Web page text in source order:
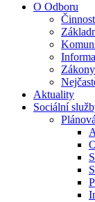
O Odboru
Aktuality
Sociální